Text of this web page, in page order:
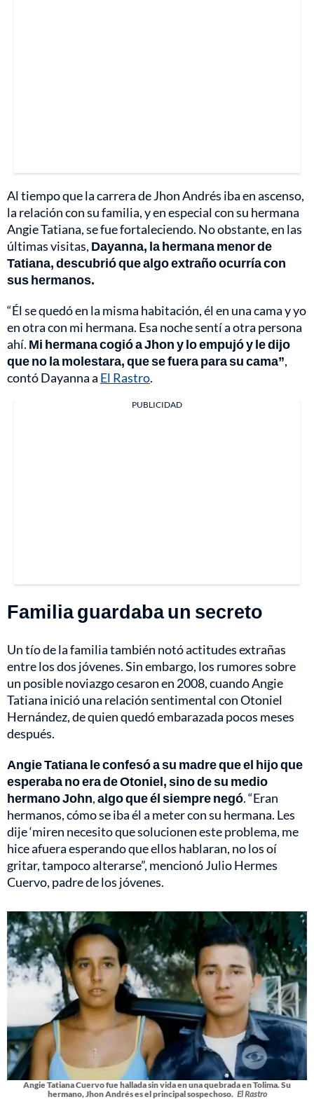
Al tiempo que la carrera de Jhon Andrés iba en ascenso,
la relación con su familia, y en especial con su hermana
Angie Tatiana, se fue fortaleciendo. No obstante, en las
últimas visitas, Dayanna, la hermana menor de
Tatiana, descubrió que algo extraño ocurría con
sus hermanos.
“Él se quedó en la misma habitación, él en una cama y yo
en otra con mi hermana. Esa noche sentí a otra persona
ahí. Mi hermana cogió a Jhon y lo empujó y le dijo
que no la molestara, que se fuera para su cama”,
contó Dayanna a El Rastro.
PUBLICIDAD
Familia guardaba un secreto
Un tío de la familia también notó actitudes extrañas
entre los dos jóvenes. Sin embargo, los rumores sobre
un posible noviazgo cesaron en 2008, cuando Angie
Tatiana inició una relación sentimental con Otoniel
Hernández, de quien quedó embarazada pocos meses
después.
Angie Tatiana le confesó a su madre que el hijo que
esperaba no era de Otoniel, sino de su medio
hermano John,algo que él siempre negó. “Eran
hermanos, cómo se iba él a meter con su hermana. Les
dije ‘miren necesito que solucionen este problema, me
hice afuera esperando que ellos hablaran, no los oí
gritar, tampoco alterarse”, mencionó Julio Hermes
Cuervo, padre de los jóvenes.
Angie Tatiana Cuervo fue hallada sin vida en una quebrada en Tolima. Su
hermano, Jhon Andrés es el principal sospechoso. El Rastro